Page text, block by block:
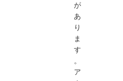
が
あ
り
ま
す
。
ア